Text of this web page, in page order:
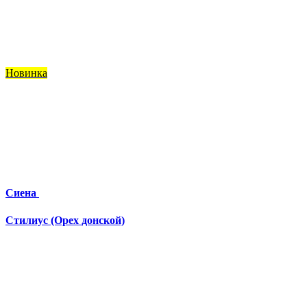
Новинка
Сиена
Стилиус (Орех донской)